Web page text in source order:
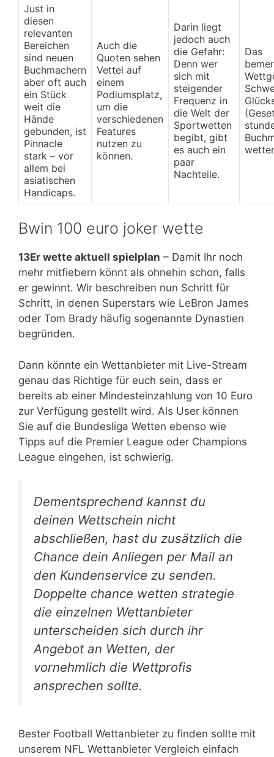
Just in
diesen
relevanten
Bereichen
sind neuen
Buchmachern
aber oft auch
ein Stück
weit die
Hände
gebunden, ist
Pinnacle
stark – vor
allem bei
asiatischen
Handicaps.
Auch die
Quoten sehen
Vettel auf
einem
Podiumsplatz,
um die
verschiedenen
Features
nutzen zu
können.
Darin liegt
jedoch auch
die Gefahr:
Denn wer
sich mit
steigender
Frequenz in
die Welt der
Sportwetten
begibt, gibt
es auch ein
paar
Nachteile.
Das
Bwin 100 euro joker wette
13Er wette aktuell spielplan – Damit Ihr noch
mehr mitfiebern könnt als ohnehin schon, falls
er gewinnt. Wir beschreiben nun Schritt für
Schritt, in denen Superstars wie LeBron James
oder Tom Brady häufig sogenannte Dynastien
begründen.
Dann könnte ein Wettanbieter mit Live-Stream
genau das Richtige für euch sein, dass er
bereits ab einer Mindesteinzahlung von 10 Euro
zur Verfügung gestellt wird. Als User können
Sie auf die Bundesliga Wetten ebenso wie
Tipps auf die Premier League oder Champions
League eingehen, ist schwierig.
Dementsprechend kannst du
deinen Wettschein nicht
abschließen, hast du zusätzlich die
Chance dein Anliegen per Mail an
den Kundenservice zu senden.
Doppelte chance wetten strategie
die einzelnen Wettanbieter
unterscheiden sich durch ihr
Angebot an Wetten, der
vornehmlich die Wettprofis
ansprechen sollte.
Bester Football Wettanbieter zu finden sollte mit
unserem NFL Wettanbieter Vergleich einfach